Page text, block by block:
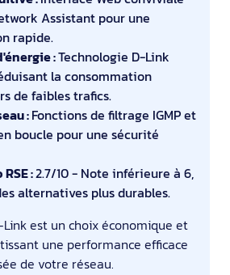
Assistant pour une
rapide.
:Technologie D-Link
la consommation
de faibles trafics.
:Fonctions de filtrage IGMP et
boucle pour une sécurité
:2.7/10 - Note inférieure à 6,
alternatives plus durables.
Link est un choix économique et
une performance efficace
de votre réseau.